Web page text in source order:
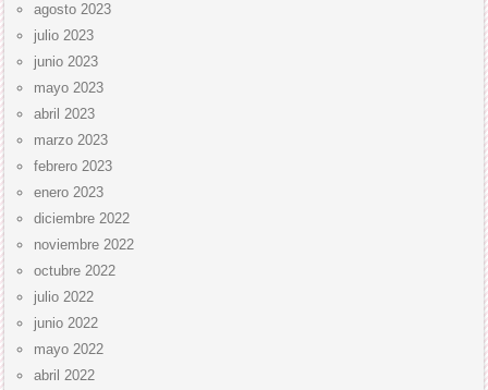
agosto 2023
julio 2023
junio 2023
mayo 2023
abril 2023
marzo 2023
febrero 2023
enero 2023
diciembre 2022
noviembre 2022
octubre 2022
julio 2022
junio 2022
mayo 2022
abril 2022